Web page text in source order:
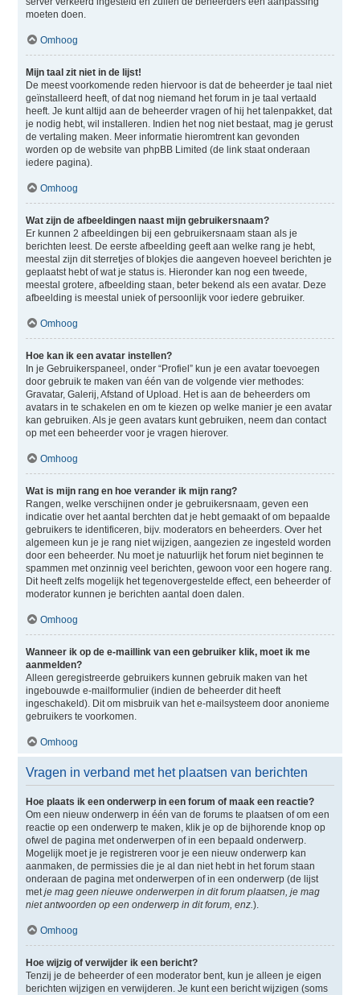
moeten doen.
Omhoog
Mijn taal zit niet in de lijst!
De meest voorkomende reden hiervoor is dat de beheerder je taal niet
geïnstalleerd heeft, of dat nog niemand het forum in je taal vertaald
heeft. Je kunt altijd aan de beheerder vragen of hij het talenpakket, dat
je nodig hebt, wil installeren. Indien het nog niet bestaat, mag je gerust
de vertaling maken. Meer informatie hieromtrent kan gevonden
worden op de website van phpBB Limited (de link staat onderaan
iedere pagina).
Omhoog
Wat zijn de afbeeldingen naast mijn gebruikersnaam?
Er kunnen 2 afbeeldingen bij een gebruikersnaam staan als je
berichten leest. De eerste afbeelding geeft aan welke rang je hebt,
meestal zijn dit sterretjes of blokjes die aangeven hoeveel berichten je
geplaatst hebt of wat je status is. Hieronder kan nog een tweede,
meestal grotere, afbeelding staan, beter bekend als een avatar. Deze
afbeelding is meestal uniek of persoonlijk voor iedere gebruiker.
Omhoog
Hoe kan ik een avatar instellen?
In je Gebruikerspaneel, onder “Profiel” kun je een avatar toevoegen
door gebruik te maken van één van de volgende vier methodes:
Gravatar, Galerij, Afstand of Upload. Het is aan de beheerders om
avatars in te schakelen en om te kiezen op welke manier je een avatar
kan gebruiken. Als je geen avatars kunt gebruiken, neem dan contact
op met een beheerder voor je vragen hierover.
Omhoog
Wat is mijn rang en hoe verander ik mijn rang?
Rangen, welke verschijnen onder je gebruikersnaam, geven een
indicatie over het aantal berchten dat je hebt gemaakt of om bepaalde
gebruikers te identificeren, bijv. moderators en beheerders. Over het
algemeen kun je je rang niet wijzigen, aangezien ze ingesteld worden
door een beheerder. Nu moet je natuurlijk het forum niet beginnen te
spammen met onzinnig veel berichten, gewoon voor een hogere rang.
Dit heeft zelfs mogelijk het tegenovergestelde effect, een beheerder of
moderator kunnen je berichten aantal doen dalen.
Omhoog
Wanneer ik op de e-maillink van een gebruiker klik, moet ik me
aanmelden?
Alleen geregistreerde gebruikers kunnen gebruik maken van het
ingebouwde e-mailformulier (indien de beheerder dit heeft
ingeschakeld). Dit om misbruik van het e-mailsysteem door anonieme
gebruikers te voorkomen.
Omhoog
Vragen in verband met het plaatsen van berichten
Hoe plaats ik een onderwerp in een forum of maak een reactie?
Om een nieuw onderwerp in één van de forums te plaatsen of om een
reactie op een onderwerp te maken, klik je op de bijhorende knop op
ofwel de pagina met onderwerpen of in een bepaald onderwerp.
Mogelijk moet je je registreren voor je een nieuw onderwerp kan
aanmaken, de permissies die je al dan niet hebt in het forum staan
onderaan de pagina met onderwerpen of in een onderwerp (de lijst
metje mag geen nieuwe onderwerpen in dit forum plaatsen, je mag
niet antwoorden op een onderwerp in dit forum, enz.).
Omhoog
Hoe wijzig of verwijder ik een bericht?
Tenzij je de beheerder of een moderator bent, kun je alleen je eigen
berichten wijzigen en verwijderen. Je kunt een bericht wijzigen (soms